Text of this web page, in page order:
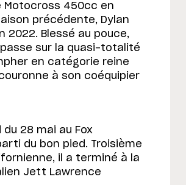
Motocross 450cc en
précédente, Dylan
2022. Blessé au pouce,
sur la quasi-totalité
en catégorie reine
à son coéquipier
28 mai au Fox
du bon pied. Troisième
il a terminé à la
Jett Lawrence